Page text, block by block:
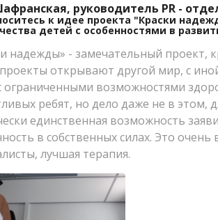
руководитель PR -
к идее проекта "Краски
детей с особенностями в
надежды» - замечательный проект,
открывают другой мир, с
ограниченными возможностями
ребят, но дело даже не в этом,
единственная возможность
в собственных силах. Это очень
лучшая терапия.